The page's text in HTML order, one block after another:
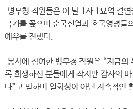
병무청 직원들은 이 날 1사 1묘역 결
극기를 꽂으며 순국선열과 호국영령들
예우를 전했다.
봉사에 참여한 병무청 직원은 “지금의
록 희생하신 분들에게 작지만 감사의
다”고 말하며 일회성이 아닌 지속적인